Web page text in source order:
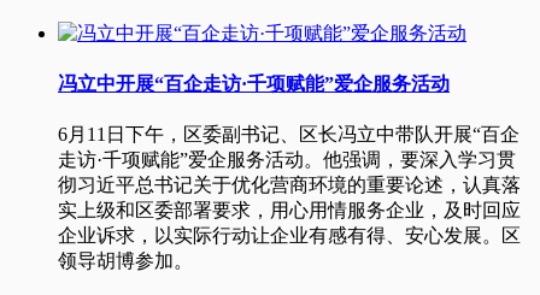
冯立中开展“百企走访·千项赋能”爱企服务活动
6月11日下午，区委副书记、区长冯立中带队开展“百企
走访·千项赋能”爱企服务活动。他强调，要深入学习贯
彻习近平总书记关于优化营商环境的重要论述，认真落
实上级和区委部署要求，用心用情服务企业，及时回应
企业诉求，以实际行动让企业有感有得、安心发展。区
领导胡博参加。